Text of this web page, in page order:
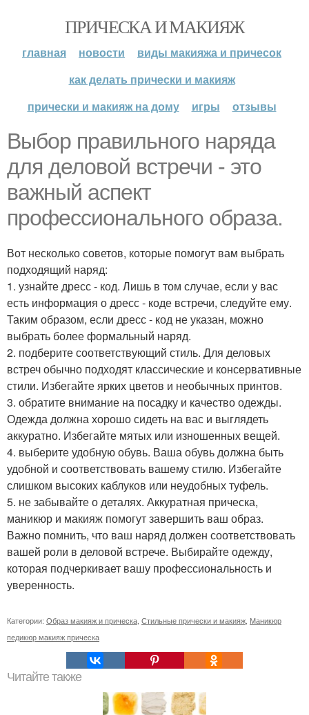
ПРИЧЕСКА И МАКИЯЖ
главная новости
виды макияжа и причесок
как делать прически и макияж
прически и макияж на дому
игры отзывы
Выбор правильного наряда
для деловой встречи - это
важный аспект
профессионального образа.
Вот несколько советов, которые помогут вам выбрать
подходящий наряд:
1. узнайте дресс - код. Лишь в том случае, если у вас
есть информация о дресс - коде встречи, следуйте ему.
Таким образом, если дресс - код не указан, можно
выбрать более формальный наряд.
2. подберите соответствующий стиль. Для деловых
встреч обычно подходят классические и консервативные
стили. Избегайте ярких цветов и необычных принтов.
3. обратите внимание на посадку и качество одежды.
Одежда должна хорошо сидеть на вас и выглядеть
аккуратно. Избегайте мятых или изношенных вещей.
4. выберите удобную обувь. Ваша обувь должна быть
удобной и соответствовать вашему стилю. Избегайте
слишком высоких каблуков или неудобных туфель.
5. не забывайте о деталях. Аккуратная прическа,
маникюр и макияж помогут завершить ваш образ.
Важно помнить, что ваш наряд должен соответствовать
вашей роли в деловой встрече. Выбирайте одежду,
которая подчеркивает вашу профессиональность и
уверенность.
Категории: Образ макияж и прическа Стильные прически и макияж Маникюр
педикюр макияж прическа
Читайте также